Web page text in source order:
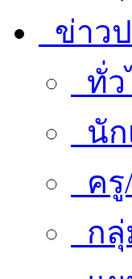
ข่าว
ทั่ว
นัก
ค
ก